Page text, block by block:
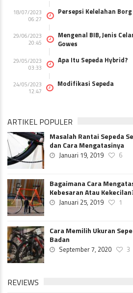
18/07/2023
06:27
Persepsi Kelelahan Borg
29/06/2023
20:45
Mengenal BIB, Jenis
Gowes
29/05/2023
03:33
Apa Itu Sepeda Hybrid?
24/05/2023
12:47
Modifikasi Sepeda
ARTIKEL POPULER
Masalah Rantai Sepeda
dan Cara Mengatasinya
Januari 19, 2019 6
Bagaimana Cara
Kebesaran Atau
Januari 25, 2019 1
Cara Memilih Ukuran
Badan
September 7, 2020 3
REVIEWS